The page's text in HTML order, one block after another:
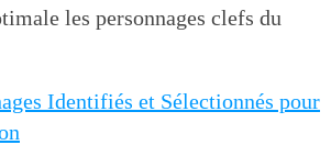
les personnages clefs du